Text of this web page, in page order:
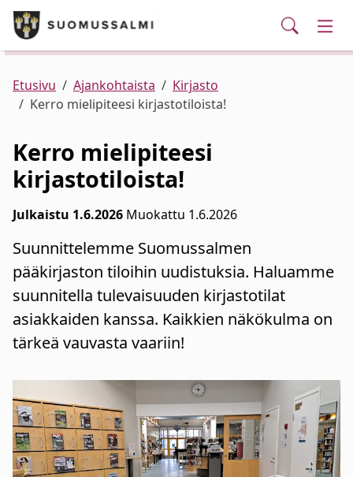
Siirry pääsisältöön
Puhelinluettelo/yhteystiedot
Palvelut
Ajankohtaista
Verkkokauppa
Haku
Kunta ja hallinto
Asuminen ja ympäristö
Elinvoima
Kulttuuri, vapaa-aika ja nuoret
Etusivu Ajankohtaista
Kirjasto
Kerro mielipiteesi kirjastotiloista!
Kerro mielipiteesi
kirjastotiloista!
Julkaistu 1.6.2026 Muokattu 1.6.2026
Suunnittelemme Suomussalmen
pääkirjaston tiloihin uudistuksia. Haluamme
suunnitella tulevaisuuden kirjastotilat
asiakkaiden kanssa. Kaikkien näkökulma on
tärkeä vauvasta vaariin!